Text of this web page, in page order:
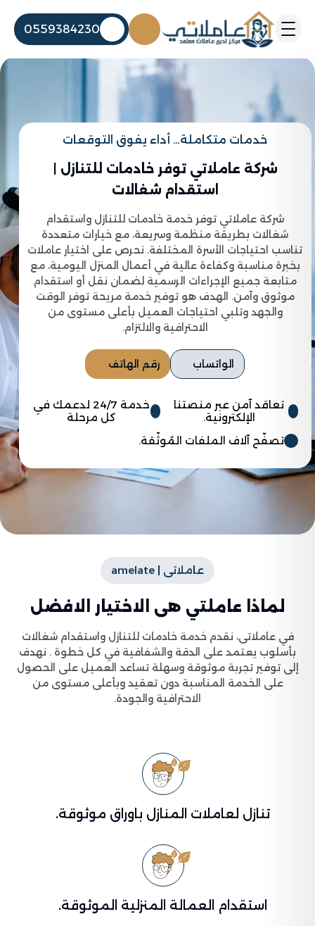
0559384230
خدمات متكاملة… أداء يفوق التوقعات
شركة عاملاتي توفر خادمات للتنازل |
استقدام شغالات
شركة عاملاتي توفر خدمة خادمات للتنازل واستقدام
شغالات بطريقة منظمة وسريعة، مع خيارات متعددة
تناسب احتياجات الأسرة المختلفة. نحرص على اختيار عاملات
بخبرة مناسبة وكفاءة عالية في أعمال المنزل اليومية، مع
متابعة جميع الإجراءات الرسمية لضمان نقل أو استقدام
موثوق وآمن. الهدف هو توفير خدمة مريحة توفر الوقت
والجهد وتلبي احتياجات العميل بأعلى مستوى من
الاحترافية والالتزام.
الواتساب رقم الهاتف
تعاقد آمن عبر منصتنا
الإلكترونية.
خدمة 24/7 لدعمك في
كل مرحلة
تصفّح آلاف الملفات المُوثّقة.
عاملاتى | amelate
لماذا عاملتي هى الاختيار الافضل
في عاملاتى، نقدم خدمة خادمات للتنازل واستقدام شغالات
بأسلوب يعتمد على الدقة والشفافية في كل خطوة . نهدف
إلى توفير تجربة موثوقة وسهلة تساعد العميل على الحصول
على الخدمة المناسبة دون تعقيد وبأعلى مستوى من
الاحترافية والجودة.
تنازل لعاملات المنازل باوراق موثوقة.
استقدام العمالة المنزلية الموثوقة.